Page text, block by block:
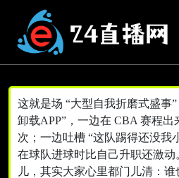
这就是场 “大型自我折磨式盛事
卸载APP”，一边在 CBA 赛程
次；一边吐槽 “这队踢得还没我
在球队进球时比自己升职还激
儿，其实大家心里都门儿清：谁